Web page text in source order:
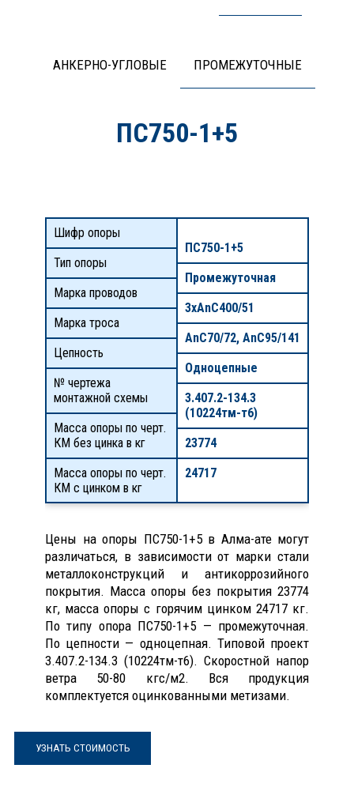
АНКЕРНО-УГЛОВЫЕ ПРОМЕЖУТОЧНЫЕ
ПС750-1+5
Шифр опоры
Тип опоры
Марка проводов
Марка троса
Цепность
№ чертежа
монтажной схемы
Масса опоры по черт.
КМ без цинка в кг
Масса опоры по черт.
КМ с цинком в кг
ПС750-1+5
Промежуточная
3хАnС400/51
AnC70/72, AnC95/141
Одноцепные
3.407.2-134.3
(10224тм-т6)
23774
24717
Цены на опоры ПС750-1+5 в Алма-ате могут
различаться, в зависимости от марки стали
металлоконструкций и антикоррозийного
покрытия. Масса опоры без покрытия 23774
кг, масса опоры с горячим цинком 24717 кг.
По типу опора ПС750-1+5 — промежуточная.
По цепности — одноцепная. Типовой проект
3.407.2-134.3 (10224тм-т6). Скоростной напор
ветра 50-80 кгс/м2. Вся продукция
комплектуется оцинкованными метизами.
УЗНАТЬ СТОИМОСТЬ